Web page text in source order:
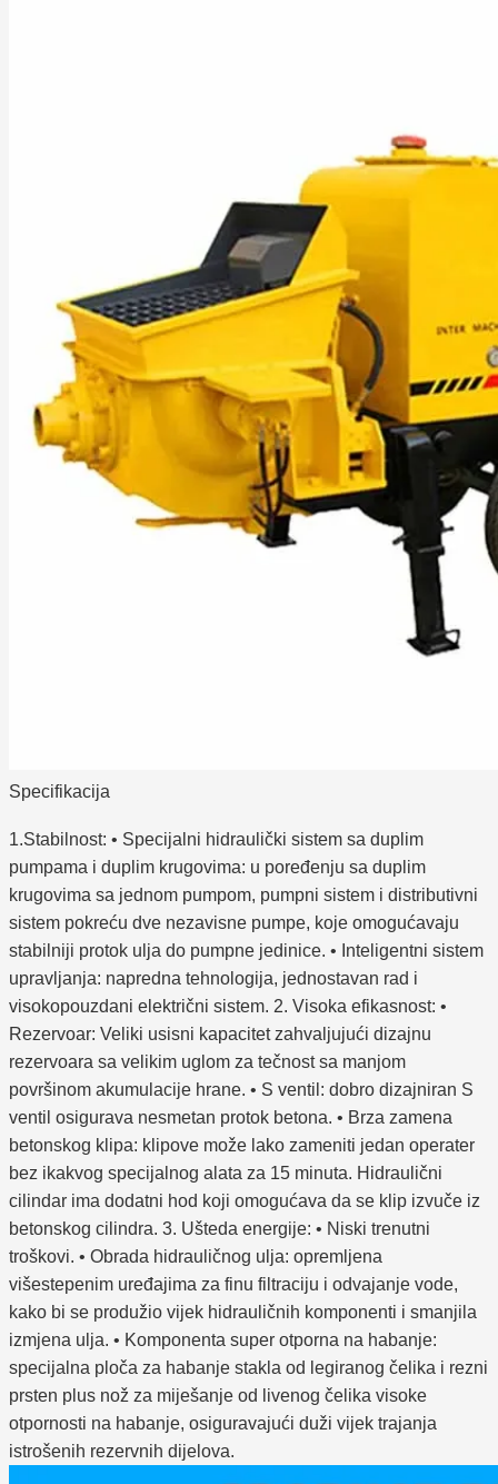
Specifikacija
1.Stabilnost: • Specijalni hidraulički sistem sa duplim
pumpama i duplim krugovima: u poređenju sa duplim
krugovima sa jednom pumpom, pumpni sistem i distributivni
sistem pokreću dve nezavisne pumpe, koje omogućavaju
stabilniji protok ulja do pumpne jedinice. • Inteligentni sistem
upravljanja: napredna tehnologija, jednostavan rad i
visokopouzdani električni sistem. 2. Visoka efikasnost: •
Rezervoar: Veliki usisni kapacitet zahvaljujući dizajnu
rezervoara sa velikim uglom za tečnost sa manjom
površinom akumulacije hrane. • S ventil: dobro dizajniran S
ventil osigurava nesmetan protok betona. • Brza zamena
betonskog klipa: klipove može lako zameniti jedan operater
bez ikakvog specijalnog alata za 15 minuta. Hidraulični
cilindar ima dodatni hod koji omogućava da se klip izvuče iz
betonskog cilindra. 3. Ušteda energije: • Niski trenutni
troškovi. • Obrada hidrauličnog ulja: opremljena
višestepenim uređajima za finu filtraciju i odvajanje vode,
kako bi se produžio vijek hidrauličnih komponenti i smanjila
izmjena ulja. • Komponenta super otporna na habanje:
specijalna ploča za habanje stakla od legiranog čelika i rezni
prsten plus nož za miješanje od livenog čelika visoke
otpornosti na habanje, osiguravajući duži vijek trajanja
istrošenih rezervnih dijelova.